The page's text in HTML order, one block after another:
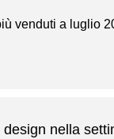
venduti a luglio
nella